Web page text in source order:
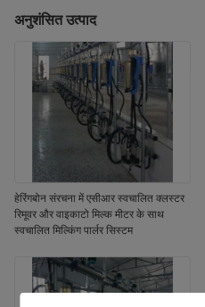
अनुशंसित उत्पाद
हेरिंगबोन संरचना में एसीआर स्वचालित क्लस्टर
रिमूवर और वाइकाटो मिल्क मीटर के साथ
स्वचालित मिल्किंग पार्लर सिस्टम